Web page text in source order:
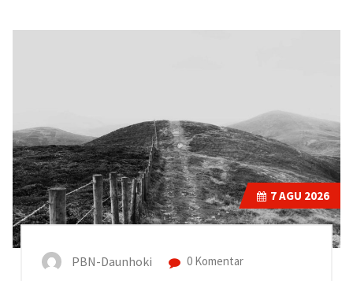
7AGU 2026
PBN-Daunhoki 0 Komentar